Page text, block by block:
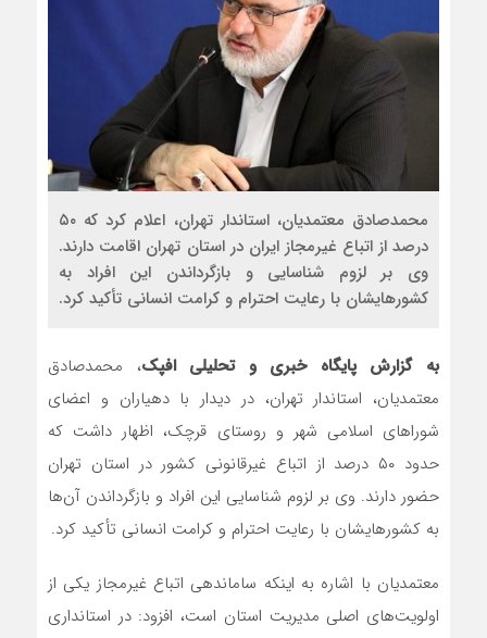
محمدصادق معتمدیان، استاندار تهران، اعلام کرد که ۵۰
درصد از اتباع غیرمجاز ایران در استان تهران اقامت دارند.
وی بر لزوم شناسایی و بازگرداندن این افراد به
کشورهایشان با رعایت احترام و کرامت انسانی تأکید کرد.
به گزارش پایگاه خبری و تحلیلی افپک، محمدصادق
معتمدیان، استاندار تهران، در دیدار با دهیاران و اعضای
شوراهای اسلامی شهر و روستای قرچک، اظهار داشت که
حدود ۵۰ درصد از اتباع غیرقانونی کشور در استان تهران
حضور دارند. وی بر لزوم شناسایی این افراد و بازگرداندن آن‌ها
به کشورهایشان با رعایت احترام و کرامت انسانی تأکید کرد.
معتمدیان با اشاره به اینکه ساماندهی اتباع غیرمجاز یکی از
اولویت‌های اصلی مدیریت استان است، افزود: در استانداری